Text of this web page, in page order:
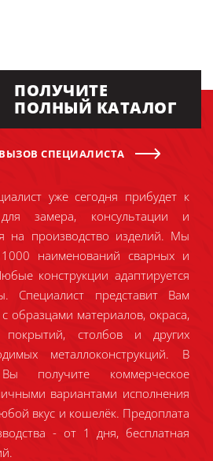
ПОЛУЧИТЕ
ПОЛНЫЙ КАТАЛОГ
ВЫЗОВ СПЕЦИАЛИСТА
уже сегодня прибудет к
замера, консультации и
на производство изделий. Мы
наименований сварных и
конструкции адаптируется
Специалист представит Вам
образцами материалов, окраса,
покрытий, столбов и других
металлоконструкций. В
получите коммерческое
вариантами исполнения
вкус и кошелёк. Предоплата
- от 1 дня, бесплатная